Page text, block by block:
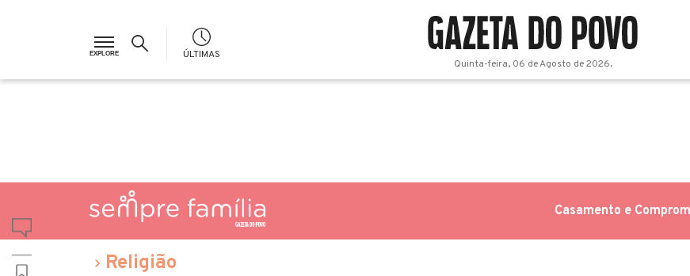
ÚLTIMAS
Quinta-feira, 06 de Agosto de 2026.
Casamento e
Religião